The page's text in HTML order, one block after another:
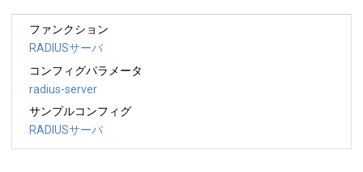
ファンクション
RADIUSサーバ
コンフィグパラメータ
radius-server
サンプルコンフィグ
RADIUSサーバ